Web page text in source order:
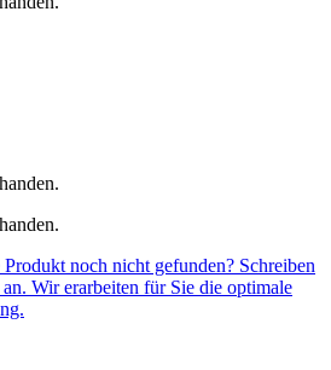
Produkt noch nicht gefunden? Schreiben
Wir erarbeiten für Sie die optimale